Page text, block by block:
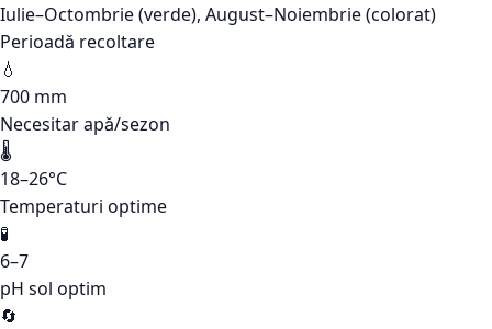
Iulie–Octombrie (verde), August–Noiembrie (colorat)
Perioadă recoltare
💧
700 mm
Necesitar apă/sezon
🌡️
18–26°C
Temperaturi optime
🧪
6–7
pH sol optim
🔄